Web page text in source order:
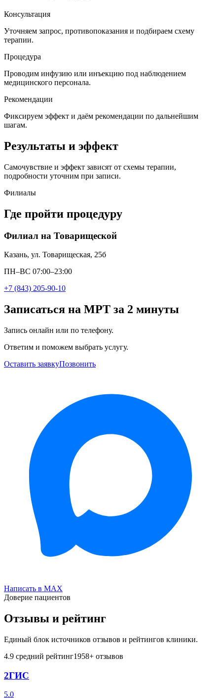
Консультация
Уточняем запрос, противопоказания и подбираем схему
терапии.
Процедура
Проводим инфузию или инъекцию под наблюдением
медицинского персонала.
Рекомендации
Фиксируем эффект и даём рекомендации по дальнейшим
шагам.
Результаты и эффект
Самочувствие и эффект зависят от схемы терапии,
подробности уточним при записи.
Филиалы
Где пройти процедуру
Филиал на Товарищеской
Казань, ул. Товарищеская, 25б
ПН–ВС 07:00–23:00
+7 (843) 205-90-10
Записаться на МРТ за 2 минуты
Запись онлайн или по телефону.
Ответим и поможем выбрать услугу.
Оставить заявкуПозвонить
Написать в MAX
Доверие пациентов
Отзывы и рейтинг
Единый блок источников отзывов и рейтингов клиники.
4.9 средний рейтинг1958+ отзывов
2ГИС
5.0